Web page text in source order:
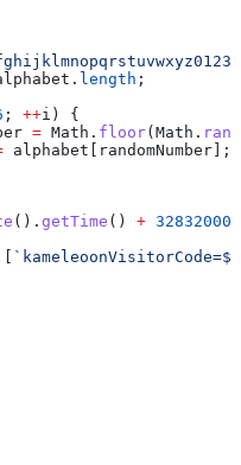
. length ;
; ++i ) {
= Math . floor(Math .
alphabet [ randomNumber];
(). getTime () +
[ `kameleoonVisitorCode=${